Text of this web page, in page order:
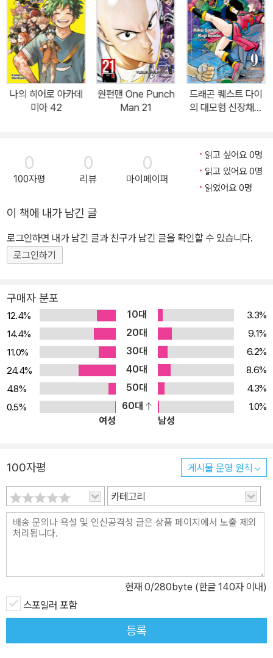
나의 히어로 아카데
미아 42
원펀맨 One Punch
Man 21
드래곤 퀘스트 다이
의 대모험 신장채록
0
100자평
0
리뷰
0
마이페이퍼
읽고 싶어요 0명
읽고 있어요 0명
읽었어요 0명
이 책에 내가 남긴 글
로그인하면 내가 남긴 글과 친구가 남긴 글을 확인할 수 있습니다.
로그인하기
구매자 분포
12.4% 10대
3.3%
14.4%
20대
9.1%
11.0%
30대
6.2%
24.4%
40대
8.6%
4.8%
50대
4.3%
0.5%
60대
1.0%
여성
남성
100자평 게시물 운영 원칙
카테고리
현재 0/280byte (한글 140자 이내)
스포일러 포함
등록